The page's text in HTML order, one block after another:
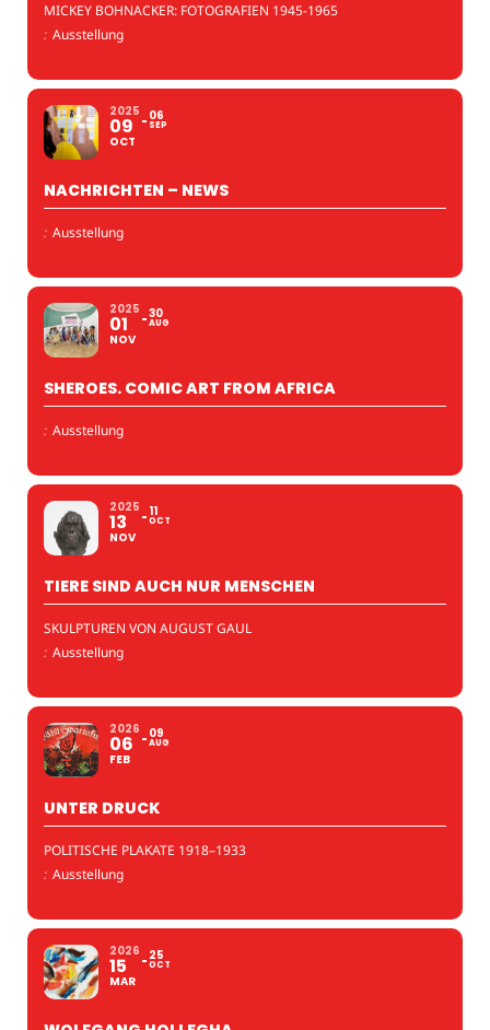
MICKEY BOHNACKER: FOTOGRAFIEN 1945-1965
: Ausstellung
2025
09
OCT
06
SEP
NACHRICHTEN – NEWS
: Ausstellung
2025
01
NOV
30
AUG
SHEROES. COMIC ART FROM AFRICA
: Ausstellung
2025
13
NOV
11
OCT
TIERE SIND AUCH NUR MENSCHEN
SKULPTUREN VON AUGUST GAUL
: Ausstellung
2026
06
FEB
09
AUG
UNTER DRUCK
POLITISCHE PLAKATE 1918–1933
: Ausstellung
2026
15
MAR
25
OCT